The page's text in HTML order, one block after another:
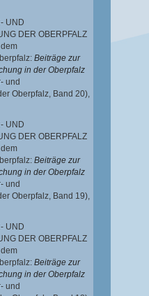
UND
DER OBERPFALZ
Beiträge zur
in der Oberpfalz
und
Oberpfalz, Band 20),
UND
DER OBERPFALZ
Beiträge zur
in der Oberpfalz
und
Oberpfalz, Band 19),
UND
DER OBERPFALZ
Beiträge zur
in der Oberpfalz
und